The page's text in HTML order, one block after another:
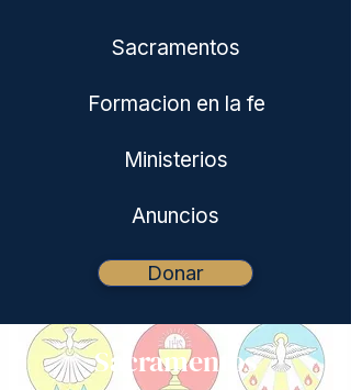
Sacramentos
Formacion en la fe
Ministerios
Anuncios
Donar
Sacramentos